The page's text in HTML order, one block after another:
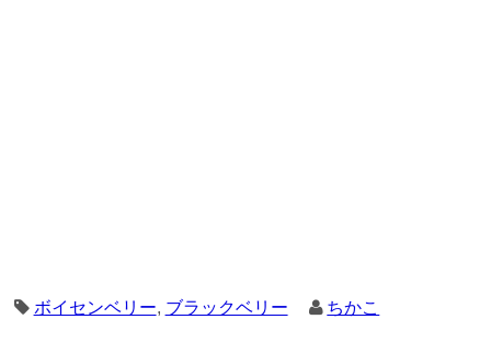
ボイセンベリー, ブラックベリー ちかこ